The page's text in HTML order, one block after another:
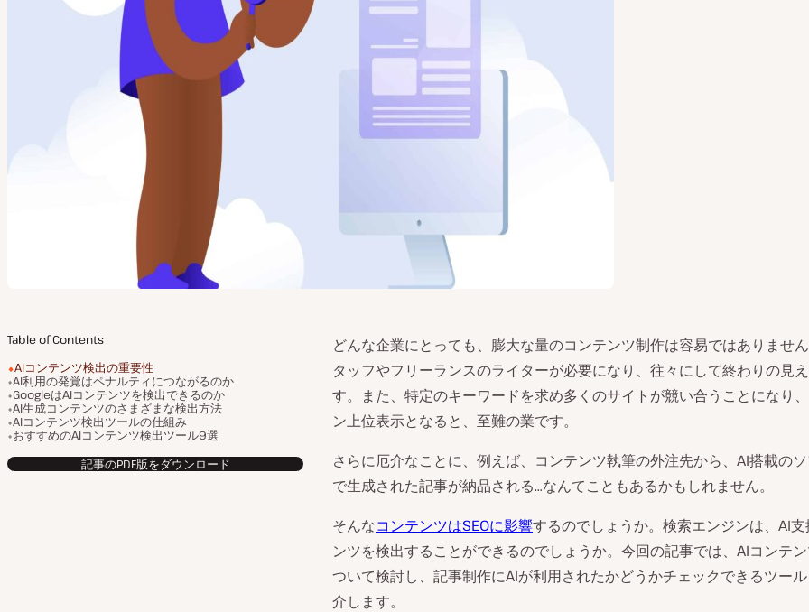
Table of Contents
AIコンテンツ検出の重要性
AI利用の発覚はペナルティにつながるのか
GoogleはAIコンテンツを検出できるのか
AI生成コンテンツのさまざまな検出方法
AIコンテンツ検出ツールの仕組み
おすすめのAIコンテンツ検出ツール9選
記事のPDF版をダウンロード
どんな企業にとっても、膨大な量のコンテンツ制作は容易ではありませ
タッフやフリーランスのライターが必要になり、往々にして終わりの見
す。また、特定のキーワードを求め多くのサイトが競い合うことになり
ン上位表示となると、至難の業です。
さらに厄介なことに、例えば、コンテンツ執筆の外注先から、AI搭載の
で生成された記事が納品される…なんてこともあるかもしれません。
そんなコンテンツはSEOに影響するのでしょうか。検索エンジンは、AI
ンツを検出することができるのでしょうか。今回の記事では、AIコンテ
ついて検討し、記事制作にAIが利用されたかどうかチェックできるツー
介します。